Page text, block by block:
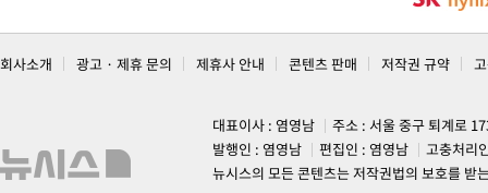
회사소개 광고 · 제휴 문의 제휴사 안내 콘텐츠 판매 저작권 규약
대표이사 : 염영남
주소 : 서울 중구 퇴계로
발행인 : 염영남
편집인 : 염영남
고충처리
뉴시스의 모든 콘텐츠는 저작권법의 보호를